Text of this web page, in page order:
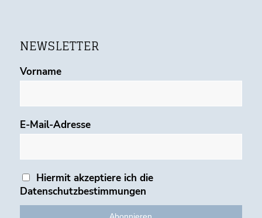
NEWSLETTER
Vorname
E-Mail-Adresse
Hiermit akzeptiere ich die
Datenschutzbestimmungen